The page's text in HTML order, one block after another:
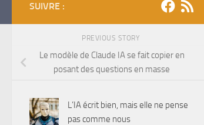
SUIVRE :
PREVIOUS STORY
Le modèle de Claude IA se fait copier en
posant des questions en masse
L’IA écrit bien, mais elle ne pense
pas comme nous